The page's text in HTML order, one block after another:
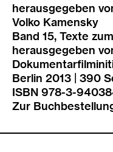
herausgegeben
Volko Kamensky
Band 15, Texte
herausgegeben
Berlin 2013 | 390
ISBN 978-3-
Zur